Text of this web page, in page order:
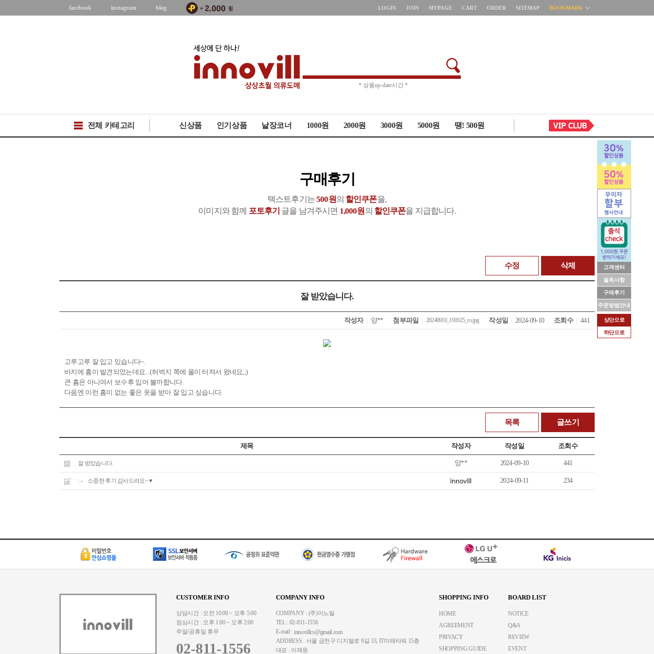
고객센터
필독사항
구매후기
주문방법안내
상단으로
하단으로
facebook instagram blog LOGIN JOIN MYPAGE CART ORDER SITEMAP BOOKMARK
* 상품up-date시간 *
전체 카테고리 신상품 인기상품 낱장코너 1000원 2000원 3000원 5000원 땡! 500원
구매후기
텍스트후기는500원의 할인쿠폰을,
이미지와 함께 포토후기 글을 남겨주시면 1,000원의 할인쿠폰을 지급합니다.
수정 삭제
잘 받았습니다.
작성자 양** 첨부파일 20240910_191925_ro.jpg 작성일 2024-09-10 조회수 441
고루고루 잘 입고 있습니다~.
바지에 흠이 발견되었는데요...(허벅지 쪽에 올이 터져서 왔네요;;)
큰 흠은 아니여서 보수후 입어 볼까합니다.
다음엔 이런 흠이 없는 좋은 옷을 받아 잘 입고 싶습니다.
목록 글쓰기
제목 작성자 작성일 조회수
잘 받았습니다. 양** 2024-09-10 441
소중한 후기 감사드려요~ ♥ 2024-09-11 234
CUSTOMER INFO
상담시간 : 오전 10:00 ~ 오후 5:00
점심시간 : 오후 1:00 ~ 오후 2:00
주말/공휴일 휴무
02-811-1556
COMPANY INFO
COMPANY : (주)이노빌
TEL : 02-811-1556
E-mail : innovillcs@gmail.com
ADDRESS : 서울 금천구 디지털로 9길 33, IT미래타워 15층
대표 : 이재원
SHOPPING INFO
HOME
AGREEMENT
PRIVACY
SHOPPING GUIDE
BOARD LIST
NOTICE
Q&A
REVIEW
EVENT